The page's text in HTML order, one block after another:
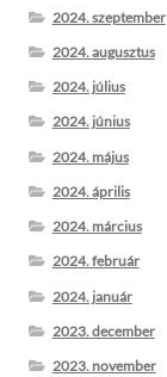
2024. szeptember
2024. augusztus
2024. július
2024. június
2024. május
2024. április
2024. március
2024. február
2024. január
2023. december
2023. november